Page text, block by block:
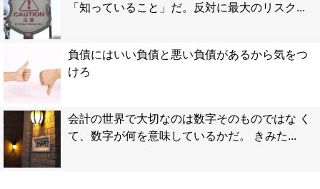
「知っていること」だ。反対に最大のリスク...
負債にはいい負債と悪い負債があるから気をつ
けろ
会計の世界で大切なのは数字そのものではな く
て、数字が何を意味しているかだ。 きみた...